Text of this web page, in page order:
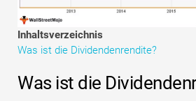
Tutorials zur Finanzmodellierung
Vollständige Form
Risikomanagement-Tutorials
Inhaltsverzeichnis
Was ist die Dividendenrendite?
Was ist die